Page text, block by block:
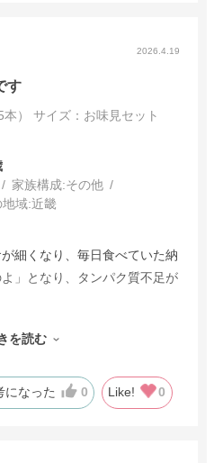
2026.4.19
す
）
サイズ：お味見セット
家族構成:その他
域:近畿
細くなり、毎日食べていた納
」となり、タンパク質不足が
そのお茶を1回置き換えて、
ってくれましたので、続けて
を読む
になった 0 Like! 0